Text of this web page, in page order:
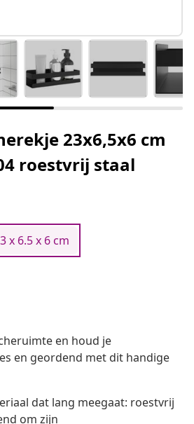
23x6,5x6 cm
roestvrij staal
x 6.5 x 6 cm
en houd je
en geordend met dit handige
dat lang meegaat: roestvrij
om zijn